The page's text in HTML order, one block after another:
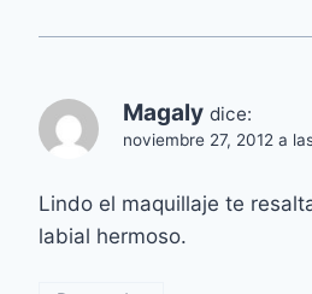
Magaly dice:
noviembre 27, 2012 a
Lindo el maquillaje te
labial hermoso.